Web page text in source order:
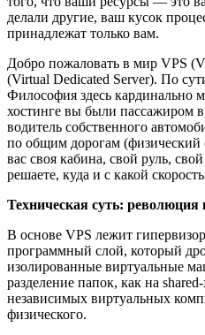
делали другие, ваш кусок
принадлежат только вам.
Добро пожаловать в мир VPS
(Virtual Dedicated Server). По
Философия здесь кардинально
хостинге вы были пассажиром
водитель собственного
по общим дорогам (физический
вас своя кабина, свой руль,
решаете, куда и с какой
Техническая суть: революция
В основе VPS лежит
программный слой, который
изолированные виртуальные
разделение папок, как на
независимых виртуальных
физического.